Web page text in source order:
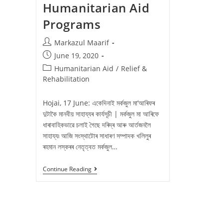
Humanitarian Aid
Programs
Markazul Maarif
June 19, 2020
Humanitarian Aid / Relief &
Rehabilitation
Hojai, 17 June: একেদিনাই মৰ্কজুল মা’আৰিফৰ
দুটাকৈ মানবীয় সাহায্যৰ কাৰ্যসূচী | মৰ্কজুল মা আৰিফে
ধাৰাবাহিকভাৱে চলাই গৈছে দৰিদ্ৰ আৰু আৰ্তজনলৈ
সাহায্য৷ আজি সংস্থাটোৰ সাধাৰণ সম্পাদক খলিলুৰ
ৰহমান লস্কৰৰ নেতৃত্বত মৰ্কজুল…
Continue Reading